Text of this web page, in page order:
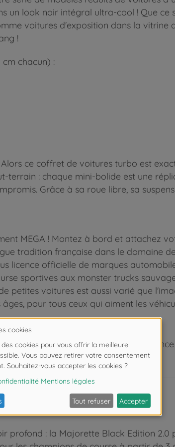
un look noir intégral ultra-cool ! Que
voitures d'exposition dans la vitrine
!
chacun) :
ce coffret de voitures turbo est
: chaque mini-bolide est une
Grâce à sa roue libre, sa
MEGA ! Montez à bord et attachez
tradition française dans le domaine
licence officielle de marques
sportives aux monster trucks
petites voitures est aussi varié que
pour tous ceux qui aiment les
ans. Risque d'asphyxie lié à la
profond : la Majorette Black Edition 2.0